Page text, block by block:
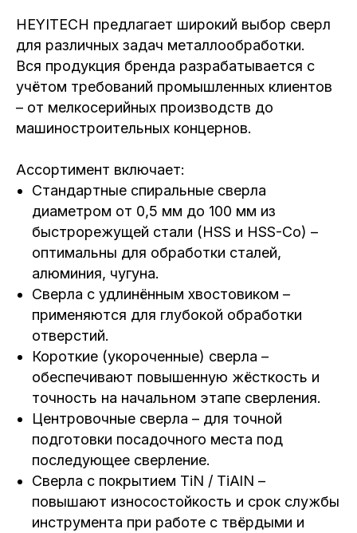
HEYITECH предлагает широкий выбор сверл
для различных задач металлообработки.
Вся продукция бренда разрабатывается с
учётом требований промышленных клиентов
– от мелкосерийных производств до
машиностроительных концернов.
Ассортимент включает:
Стандартные спиральные сверла
диаметром от 0,5 мм до 100 мм из
быстрорежущей стали (HSS и HSS-Co) –
оптимальны для обработки сталей,
алюминия, чугуна.
Сверла с удлинённым хвостовиком –
применяются для глубокой обработки
отверстий.
Короткие (укороченные) сверла –
обеспечивают повышенную жёсткость и
точность на начальном этапе сверления.
Центровочные сверла – для точной
подготовки посадочного места под
последующее сверление.
Сверла с покрытием TiN / TiAlN –
повышают износостойкость и срок службы
инструмента при работе с твёрдыми и